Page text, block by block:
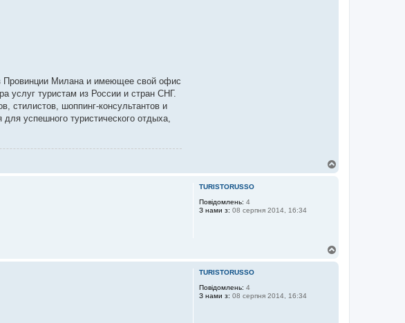
в Провинции Милана и имеющее свой офис
услуг туристам из России и стран СНГ.
стилистов, шоппинг-консультантов и
успешного туристического отдыха,
TURISTORUSSO
Повідомлень: 4
З нами з: 08 серпня 2014, 16:34
TURISTORUSSO
Повідомлень: 4
З нами з: 08 серпня 2014, 16:34